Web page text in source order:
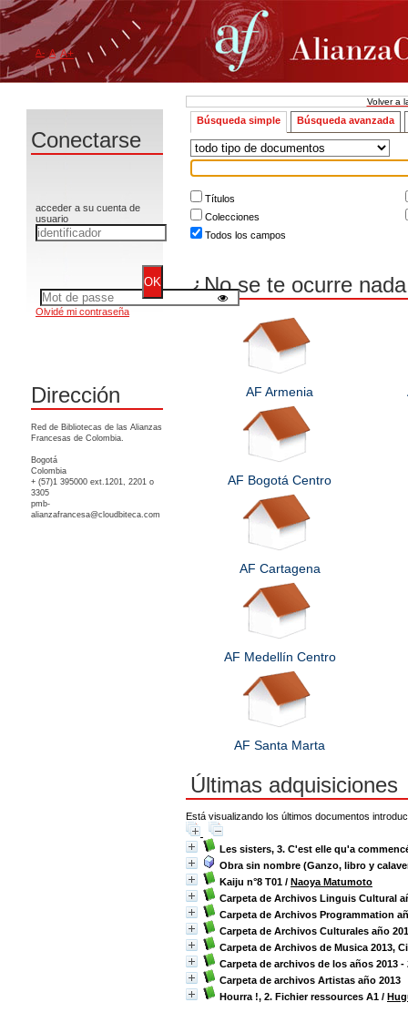
Volver a
Búsqueda simple
Búsqueda avanzada
Type de document
Recherche
Títulos
Colecciones
Todos los campos
¿No se te ocurre
AF Armenia
AF Bogotá Centro
AF Cartagena
AF Medellín Centro
AF Santa Marta
Últimas adquisiciones
Está visualizando los últimos documentos
Les sisters, 3. C'est elle qu'a
Obra sin nombre (Ganzo, libro y
Kaiju n°8 T01 / Naoya Matumoto
Carpeta de Archivos Linguis Cultural
Carpeta de Archivos Programmation
Carpeta de Archivos Culturales año
Carpeta de Archivos de Musica 2013,
Carpeta de archivos de los años 2013 -
Carpeta de archivos Artistas año 2013
Hourra !, 2. Fichier ressources A1 /
A- A A+
Conectarse
acceder a su cuenta de
usuario
Olvidé mi contraseña
Dirección
Red de Bibliotecas de las Alianzas
Francesas de Colombia.
Bogotá
Colombia
+ (57)1 395000 ext.1201, 2201 o
3305
pmb-
alianzafrancesa@cloudbiteca.com